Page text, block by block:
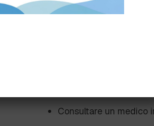
Provoca gravi lesioni
Consultare un medico